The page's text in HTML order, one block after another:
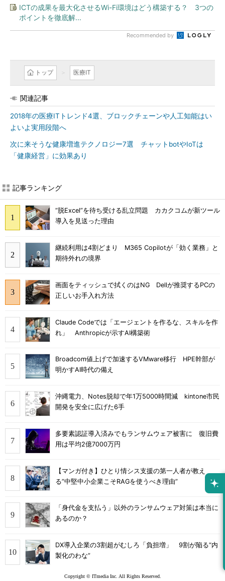
ICTの成果を最大化させるWi-Fi環境はどう構築する？ 3つの
ポイントを徹底解...
Recommended by
トップ 医療IT
関連記事
2018年の医療ITトレンド4選、ブロックチェーンや人工知能はい
よいよ実用段階へ
次に来そうな健康増進テクノロジー7選 チャットbotやIoTは
「健康経営」に効果あり
記事ランキング
“脱Excel”を待ち受ける乱立問題 カカクコムが新ツール
導入を見送った理由
継続利用は4割どまり M365 Copilotが「効く業務」と
期待外れの境界
画面をティッシュで拭くのはNG Dellが推奨するPCの
正しいお手入れ方法
Claude Codeでは「エージェントを作るな、スキルを作
れ」 Anthropicが示すAI構築術
Broadcom値上げで加速するVMware移行 HPE幹部が
明かすAI時代の備え
沖縄電力、Notes脱却で年1万5000時間減 kintone市民
開発を安全に広げた6手
多要素認証導入済みでもランサムウェア被害に 復旧費
用は平均2億7000万円
【マンガ付き】ひとり情シス支援の第一人者が教え
る”中堅中小企業こそRAGを使うべき理由”
「身代金を支払う」以外のランサムウェア対策は本当に
あるのか？
DX導入企業の3割超がむしろ「負担増」 9割が陥る“内
製化のわな”
Copyright © ITmedia Inc. All Rights Reserved.